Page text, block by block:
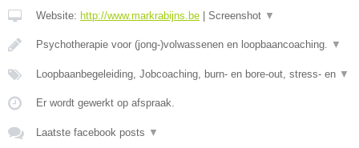
Website: http://www.markrabijns.be | Screenshot ▼
Psychotherapie voor (jong-)volwassenen en loopbaancoaching. ▼
Loopbaanbegeleiding, Jobcoaching, burn- en bore-out, stress- en ▼
Er wordt gewerkt op afspraak.
Laatste facebook posts ▼